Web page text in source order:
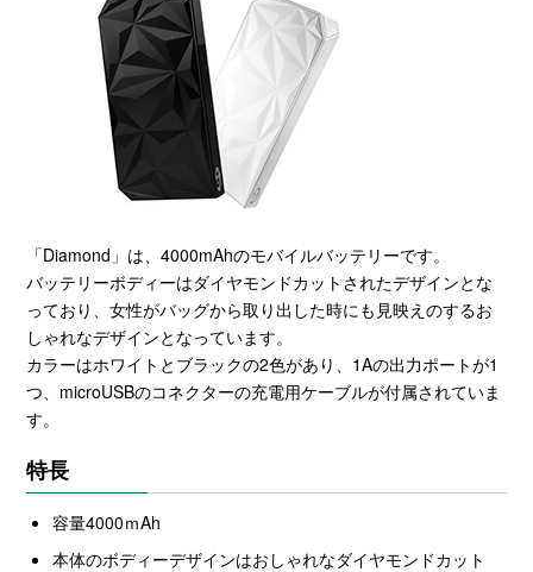
「Diamond」は、4000mAhのモバイルバッテリーです。
バッテリーボディーはダイヤモンドカットされたデザインとな
っており、女性がバッグから取り出した時にも見映えのするお
しゃれなデザインとなっています。
カラーはホワイトとブラックの2色があり、1Aの出力ポートが1
つ、microUSBのコネクターの充電用ケーブルが付属されていま
す。
特長
容量4000ｍAh
本体のボディーデザインはおしゃれなダイヤモンドカット